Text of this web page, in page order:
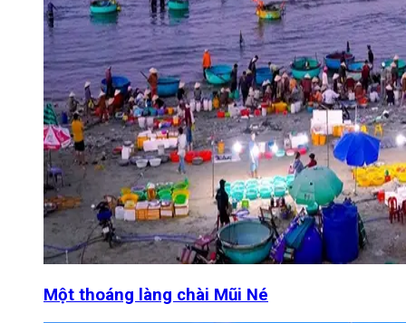
Một thoáng làng chài Mũi Né